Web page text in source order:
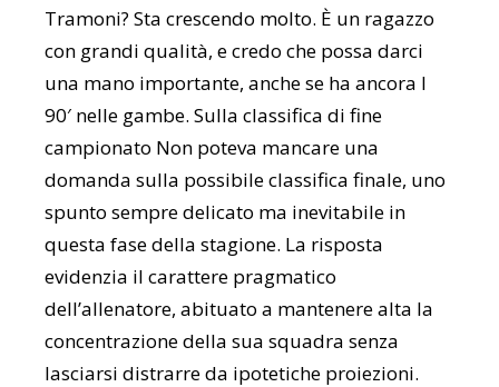
Tramoni? Sta crescendo molto. È un ragazzo
con grandi qualità, e credo che possa darci
una mano importante, anche se ha ancora I
90′ nelle gambe. Sulla classifica di fine
campionato Non poteva mancare una
domanda sulla possibile classifica finale, uno
spunto sempre delicato ma inevitabile in
questa fase della stagione. La risposta
evidenzia il carattere pragmatico
dell’allenatore, abituato a mantenere alta la
concentrazione della sua squadra senza
lasciarsi distrarre da ipotetiche proiezioni.